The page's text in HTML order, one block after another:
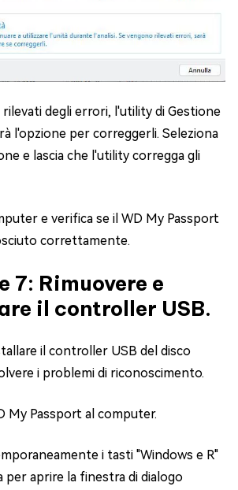
degli errori, l'utility di Gestione
l'opzione per correggerli. Seleziona
e lascia che l'utility corregga gli
e verifica se il WD My Passport
correttamente.
7: Rimuovere e
il controller USB.
il controller USB del disco
i problemi di riconoscimento.
My Passport al computer.
i tasti "Windows e R"
per aprire la finestra di dialogo